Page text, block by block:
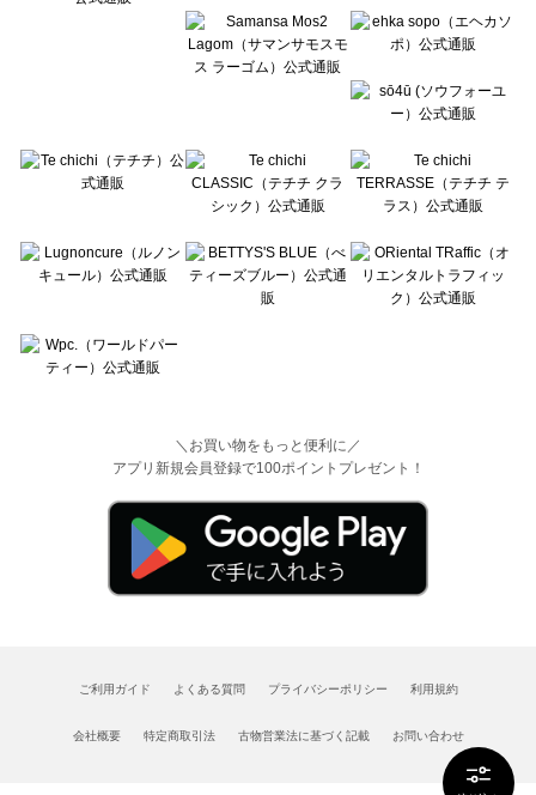
＼お買い物をもっと便利に／
アプリ新規会員登録で100ポイントプレゼント！
ご利用ガイド よくある質問 プライバシーポリシー 利用規約
会社概要 特定商取引法 古物営業法に基づく記載 お問い合わせ